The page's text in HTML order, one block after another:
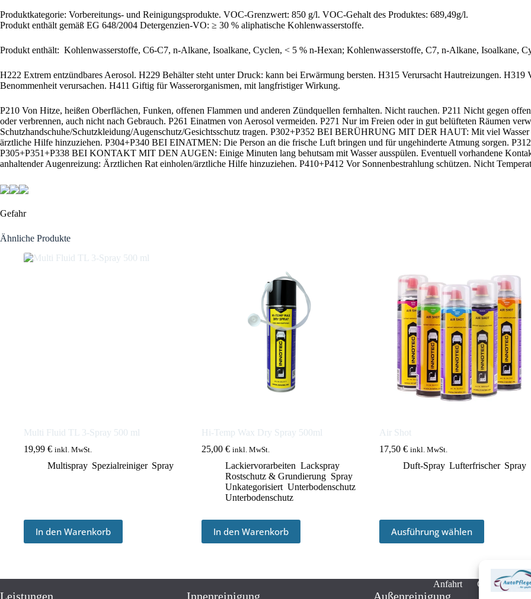
Produktkategorie: Vorbereitungs- und Reinigungsprodukte. VOC-Grenzwert: 850 g/l. VOC-Gehalt des Produktes: 689,49g/l.
Produkt enthält gemäß EG 648/2004 Detergenzien-VO: ≥ 30 % aliphatische Kohlenwasserstoffe.
Produkt enthält: Kohlenwasserstoffe, C6-C7, n-Alkane, Isoalkane, Cyclen, < 5 % n-Hexan; Kohlenwasserstoffe, C7, n-Alkane, Isoalkane,
H222 Extrem entzündbares Aerosol. H229 Behälter steht unter Druck: kann bei Erwärmung bersten. H315 Verursacht Hautreizungen.
Benommenheit verursachen. H411 Giftig für Wasserorganismen, mit langfristiger Wirkung.
P210 Von Hitze, heißen Oberflächen, Funken, offenen Flammen und anderen Zündquellen fernhalten. Nicht rauchen. P211 Nicht gegen
oder verbrennen, auch nicht nach Gebrauch. P261 Einatmen von Aerosol vermeiden. P271 Nur im Freien oder in gut belüfteten Räumen
Schutzhandschuhe/Schutzkleidung/Augenschutz/Gesichtsschutz tragen. P302+P352 BEI BERÜHRUNG MIT DER HAUT: Mit viel
ärztliche Hilfe hinzuziehen. P304+P340 BEI EINATMEN: Die Person an die frische Luft bringen und für ungehinderte Atmung sorgen.
P305+P351+P338 BEI KONTAKT MIT DEN AUGEN: Einige Minuten lang behutsam mit Wasser ausspülen. Eventuell vorhandene
anhaltender Augenreizung: Ärztlichen Rat einholen/ärztliche Hilfe hinzuziehen. P410+P412 Vor Sonnenbestrahlung schützen. Nicht
Gefahr
Ähnliche Produkte
Multi Fluid TL 3-Spray 500 ml
19,99 € inkl. MwSt.
Multispray, Spezialreiniger, Spray
In den Warenkorb
Hi-Temp Wax Dry Spray 500ml
25,00 € inkl. MwSt.
Lackiervorarbeiten Lackspray,
Rostschutz & Grundierung, Spray,
Unkategorisiert, Unterbodenschutz,
Unterbodenschutz
In den Warenkorb
Air Shot
17,50 € inkl. MwSt.
Duft-Spray, Lufterfrischer, Spray
Ausführung wählen
Dieses
Produkt
weist
auf.
Anfahrt Cookie-
Leistungen Innenreinigung Außenreinigung